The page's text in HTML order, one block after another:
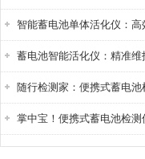
随行检测家：便携式蓄电池